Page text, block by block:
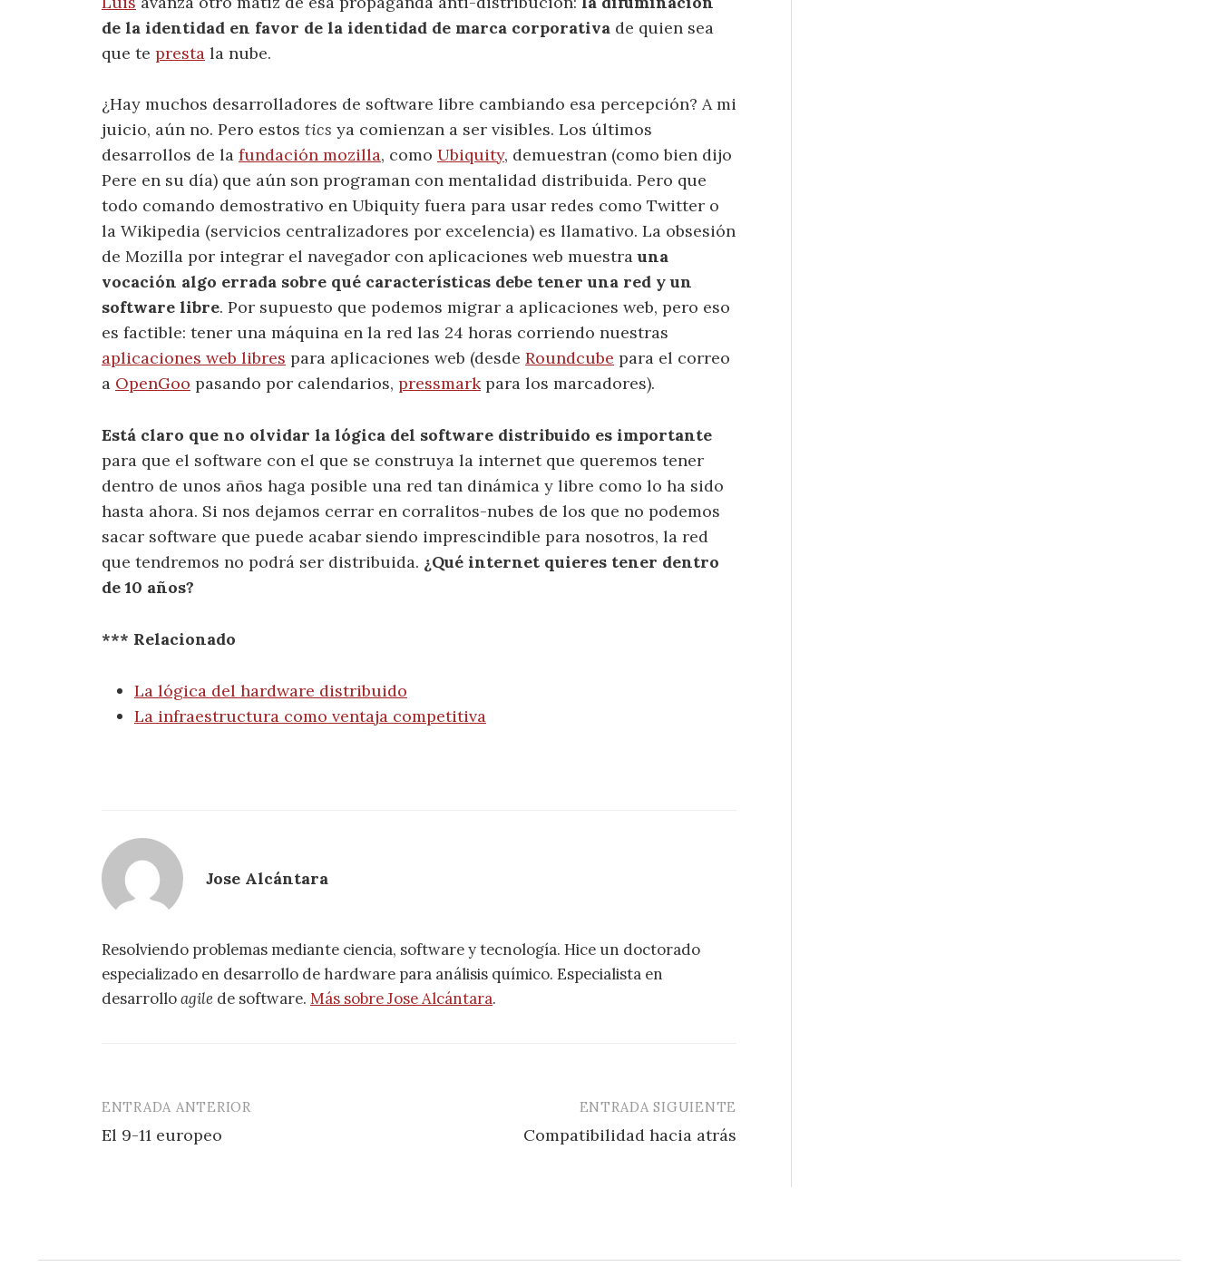
de la identidad en favor de la identidad de marca corporativa de quien sea
que te presta la nube.
¿Hay muchos desarrolladores de software libre cambiando esa percepción? A mi
juicio, aún no. Pero estos tics ya comienzan a ser visibles. Los últimos
desarrollos de la fundación mozilla, como Ubiquity, demuestran (como bien dijo
Pere en su día) que aún son programan con mentalidad distribuida. Pero que
todo comando demostrativo en Ubiquity fuera para usar redes como Twitter o
la Wikipedia (servicios centralizadores por excelencia) es llamativo. La obsesión
de Mozilla por integrar el navegador con aplicaciones web muestrauna
vocación algo errada sobre qué características debe tener una red y un
software libre. Por supuesto que podemos migrar a aplicaciones web, pero eso
es factible: tener una máquina en la red las 24 horas corriendo nuestras
aplicaciones web libres para aplicaciones web (desde Roundcube para el correo
a OpenGoo pasando por calendarios, pressmarkpara los marcadores).
Está claro que no olvidar la lógica del software distribuido es importante
para que el software con el que se construya la internet que queremos tener
dentro de unos años haga posible una red tan dinámica y libre como lo ha sido
hasta ahora. Si nos dejamos cerrar en corralitos-nubes de los que no podemos
sacar software que puede acabar siendo imprescindible para nosotros, la red
que tendremos no podrá ser distribuida. ¿Qué internet quieres tener dentro
de 10 años?
*** Relacionado
La lógica del hardware distribuido
La infraestructura como ventaja competitiva
Jose Alcántara
Resolviendo problemas mediante ciencia, software y tecnología. Hice un doctorado
especializado en desarrollo de hardware para análisis químico. Especialista en
desarrolloagile de software. Más sobre Jose Alcántara.
Navegación
de
ENTRADA ANTERIOR
El 9-11 europeo
ENTRADA SIGUIENTE
Compatibilidad hacia atrás